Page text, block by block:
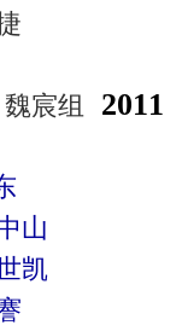
宸组
2011
山
凯